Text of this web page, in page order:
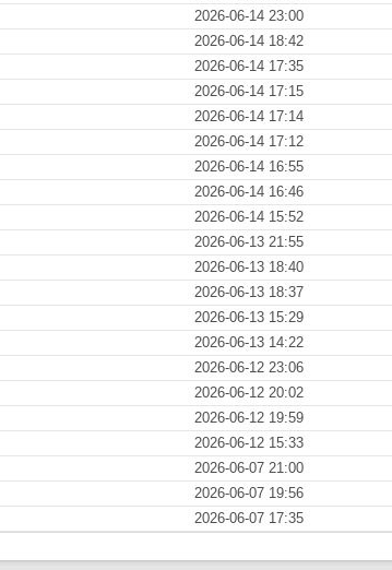
2026-06-14 23:00
2026-06-14 18:42
2026-06-14 17:35
2026-06-14 17:15
2026-06-14 17:14
2026-06-14 17:12
2026-06-14 16:55
2026-06-14 16:46
2026-06-14 15:52
2026-06-13 21:55
2026-06-13 18:40
2026-06-13 18:37
2026-06-13 15:29
2026-06-13 14:22
2026-06-12 23:06
2026-06-12 20:02
2026-06-12 19:59
2026-06-12 15:33
2026-06-07 21:00
2026-06-07 19:56
2026-06-07 17:35